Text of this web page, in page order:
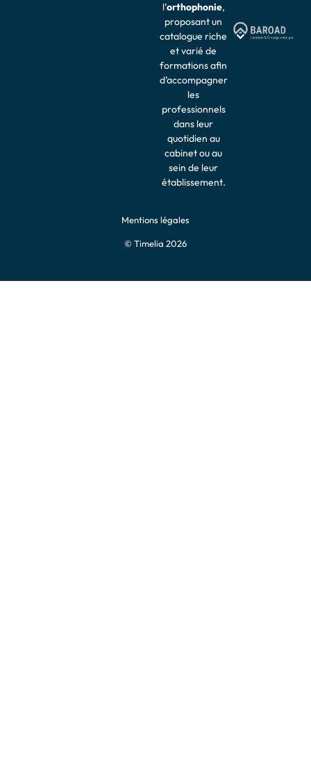
l’orthophonie,
proposant un
catalogue riche
et varié de
formations afin
d’accompagner
les
professionnels
dans leur
quotidien au
cabinet ou au
sein de leur
établissement.
Mentions légales
© Timelia 2026